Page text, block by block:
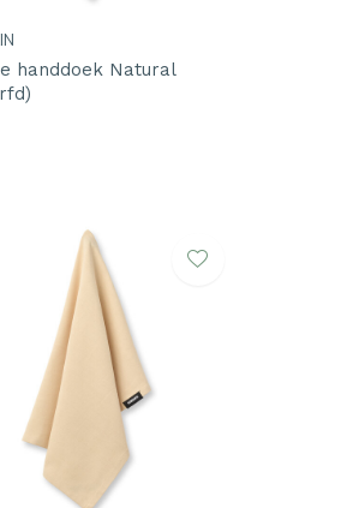
handdoek Natural